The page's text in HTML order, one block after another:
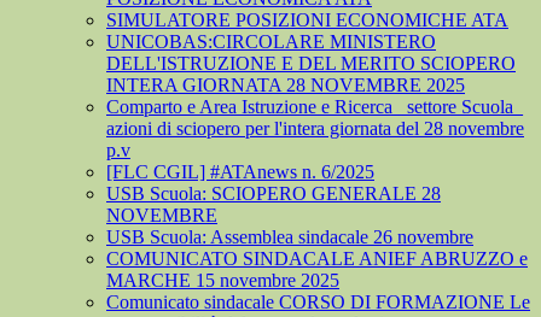
SIMULATORE POSIZIONI ECONOMICHE ATA
UNICOBAS:CIRCOLARE MINISTERO
DELL'ISTRUZIONE E DEL MERITO SCIOPERO
INTERA GIORNATA 28 NOVEMBRE 2025
Comparto e Area Istruzione e Ricerca_ settore Scuola_
azioni di sciopero per l'intera giornata del 28 novembre
p.v
[FLC CGIL] #ATAnews n. 6/2025
USB Scuola: SCIOPERO GENERALE 28
NOVEMBRE
USB Scuola: Assemblea sindacale 26 novembre
COMUNICATO SINDACALE ANIEF ABRUZZO e
MARCHE 15 novembre 2025
Comunicato sindacale CORSO DI FORMAZIONE Le